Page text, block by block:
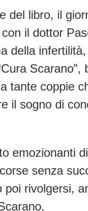
del libro, il
il dottor
della
tante coppie
il sogno di
emozionanti
senza
rivolgersi,